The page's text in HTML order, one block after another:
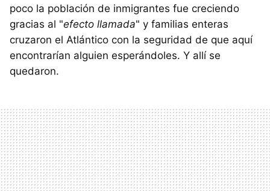
poco la población de inmigrantes fue creciendo
gracias al "efecto llamada" y familias enteras
cruzaron el Atlántico con la seguridad de que aquí
encontrarían alguien esperándoles. Y allí se
quedaron.